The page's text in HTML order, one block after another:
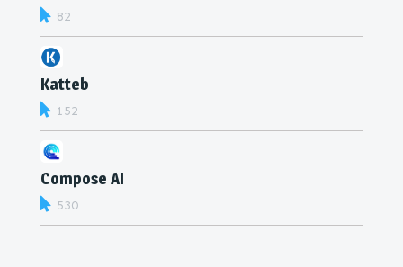
82
Katteb
152
Compose AI
530